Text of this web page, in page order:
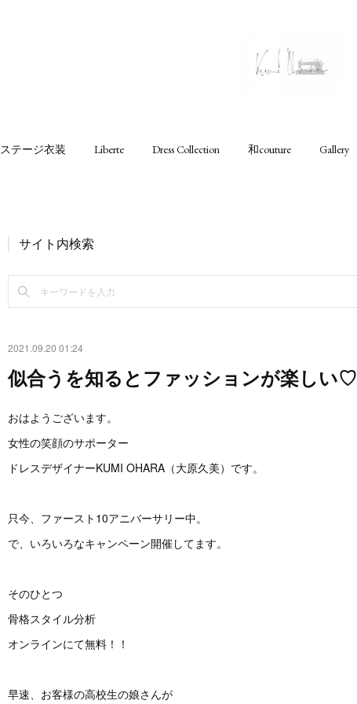
ステージ衣装 Liberte Dress Collection 和couture Gallery
サイト内検索
2021.09.20 01:24
似合うを知るとファッションが楽しい♡
おはようございます。
女性の笑顔のサポーター
ドレスデザイナーKUMI OHARA（大原久美）です。
只今、ファースト10アニバーサリー中。
で、いろいろなキャンペーン開催してます。
そのひとつ
骨格スタイル分析
オンラインにて無料！！
早速、お客様の高校生の娘さんが